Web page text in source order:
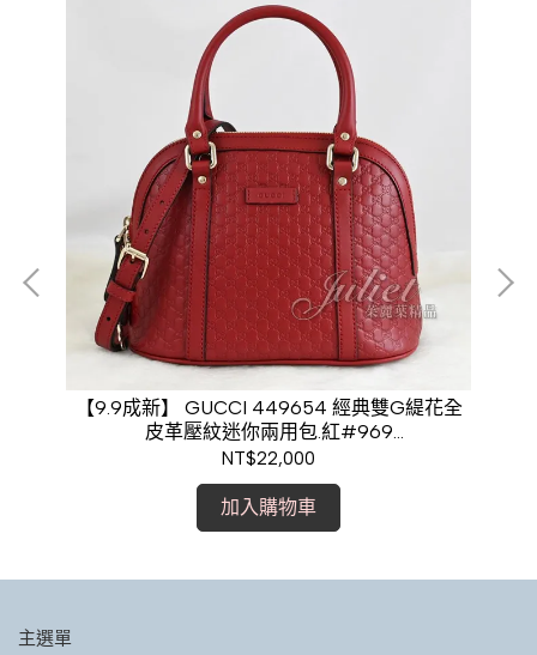
【9.9成新】 GUCCI 449654 經典雙G緹花全
皮革壓紋迷你兩用包.紅#969
現金價$19,800
NT$22,000
加入購物車
主選單